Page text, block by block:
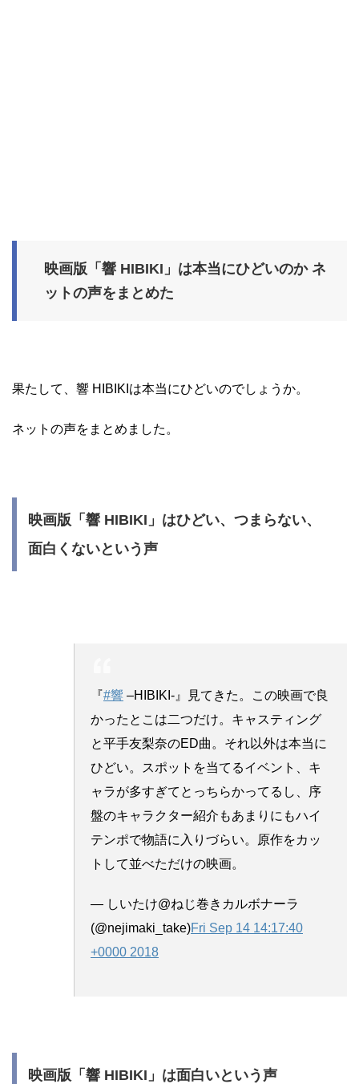
映画版「響 HIBIKI」は本当にひどいのか ネ
ットの声をまとめた
果たして、響 HIBIKIは本当にひどいのでしょうか。
ネットの声をまとめました。
映画版「響 HIBIKI」はひどい、つまらない、
面白くないという声
『#響 –HIBIKI-』見てきた。この映画で良
かったとこは二つだけ。キャスティング
と平手友梨奈のED曲。それ以外は本当に
ひどい。スポットを当てるイベント、キ
ャラが多すぎてとっちらかってるし、序
盤のキャラクター紹介もあまりにもハイ
テンポで物語に入りづらい。原作をカッ
トして並べただけの映画。
— しいたけ@ねじ巻きカルボナーラ
(@nejimaki_take)Fri Sep 14 14:17:40
+0000 2018
映画版「響 HIBIKI」は面白いという声